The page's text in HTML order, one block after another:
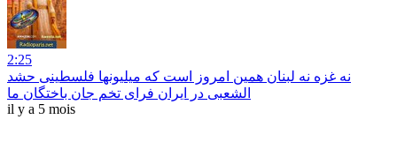
2:25
نه غزه نه لبنان همین امروز است که میلیونها فلسطینی حشد
الشعبی در ایران فرای تخم جان باختگان ما
il y a 5 mois